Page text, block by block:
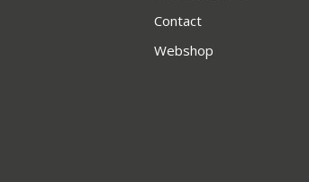
Contact
Webshop